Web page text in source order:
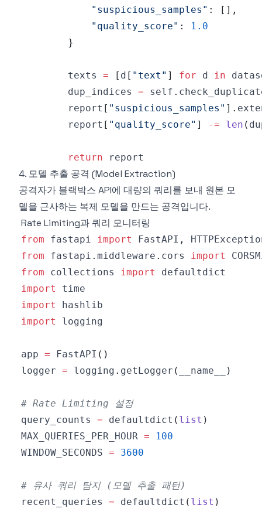
"suspicious_samples" : [ ] ,
"quality_score" :
1.0
}
        texts
= [ d [ "text" ] for d in
        dup_indices
= self .
        report
[ "suspicious_samples" ] .
        report
[ "quality_score" ] -= len (
return
4. 모델 추출 공격 (Model Extraction)
공격자가 블랙박스 API에 대량의 쿼리를 보내 원본 모
델을 근사하는 복제 모델을 만드는 공격입니다.
Rate Limiting과 쿼리 모니터링
from fastapi import FastAPI ,
from fastapi . middleware . cors import
from collections import
import
import
import
app = FastAPI ( )
logger = logging . getLogger ( __name__ )
# Rate Limiting 설정
query_counts = defaultdict ( list )
MAX_QUERIES_PER_HOUR =
100
WINDOW_SECONDS = 3600
# 유사 쿼리 탐지 (모델 추출 패턴)
recent_queries = defaultdict ( list )